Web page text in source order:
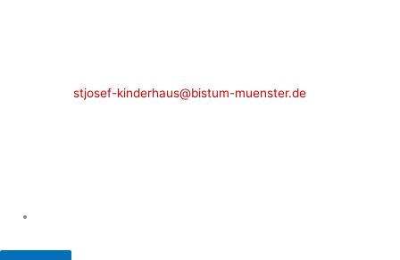
stjosef-kinderhaus@bistum-muenster.de